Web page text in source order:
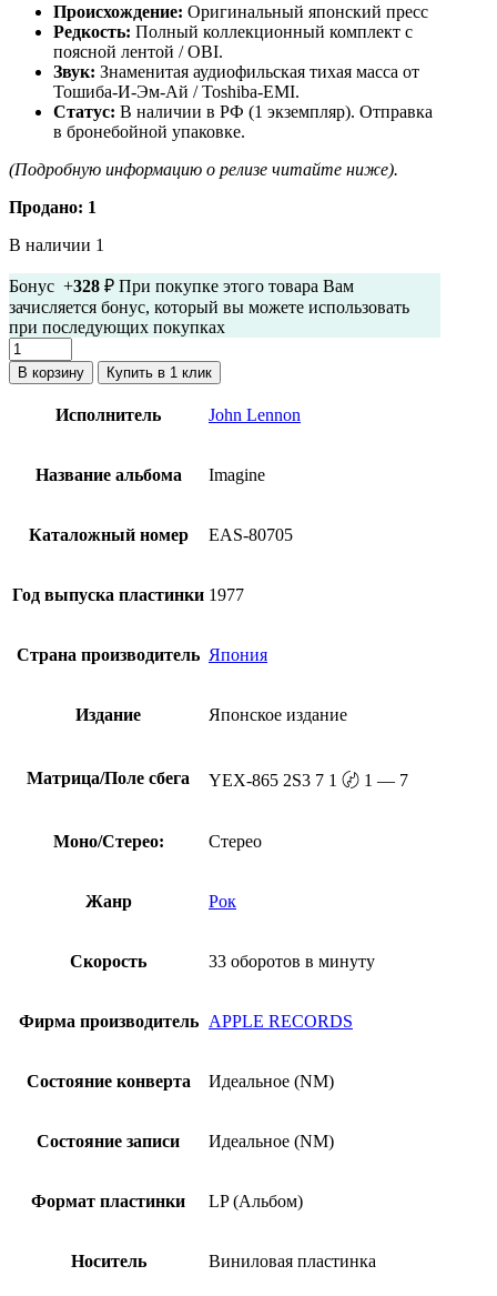
Происхождение: Оригинальный японский пресс
Редкость: Полный коллекционный комплект с
поясной лентой / OBI.
Звук: Знаменитая аудиофильская тихая масса от
Тошиба-И-Эм-Ай / Toshiba-EMI.
Статус: В наличии в РФ (1 экземпляр). Отправка
в бронебойной упаковке.
(Подробную информацию о релизе читайте ниже).
Продано: 1
В наличии 1
Бонус +328 ₽ При покупке этого товара Вам
зачисляется бонус, который вы можете использовать
при последующих покупках
Количество
товара
John
Lennon
(Винил,
Япония,
Оби)
В корзину Купить в 1 клик
Исполнитель John Lennon
Название альбома Imagine
Каталожный номер EAS-80705
Год выпуска пластинки 1977
Страна производитель Япония
Издание Японское издание
Матрица/Поле сбега YEX-865 2S3 7 1 〄 1 — 7
Моно/Стерео: Стерео
Жанр Рок
Скорость 33 оборотов в минуту
Фирма производитель APPLE RECORDS
Состояние конверта Идеальное (NM)
Состояние записи Идеальное (NM)
Формат пластинки LP (Альбом)
Носитель Виниловая пластинка